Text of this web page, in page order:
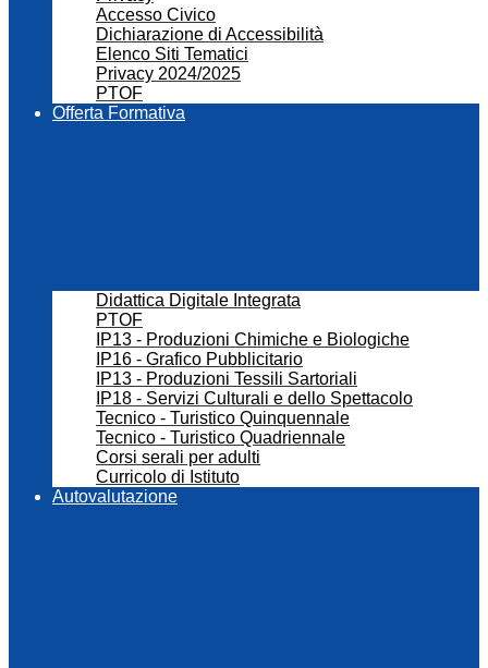
Accesso Civico
Dichiarazione di Accessibilità
Elenco Siti Tematici
Privacy 2024/2025
PTOF
Offerta Formativa
Didattica Digitale Integrata
PTOF
IP13 - Produzioni Chimiche e Biologiche
IP16 - Grafico Pubblicitario
IP13 - Produzioni Tessili Sartoriali
IP18 - Servizi Culturali e dello Spettacolo
Tecnico - Turistico Quinquennale
Tecnico - Turistico Quadriennale
Corsi serali per adulti
Curricolo di Istituto
Autovalutazione